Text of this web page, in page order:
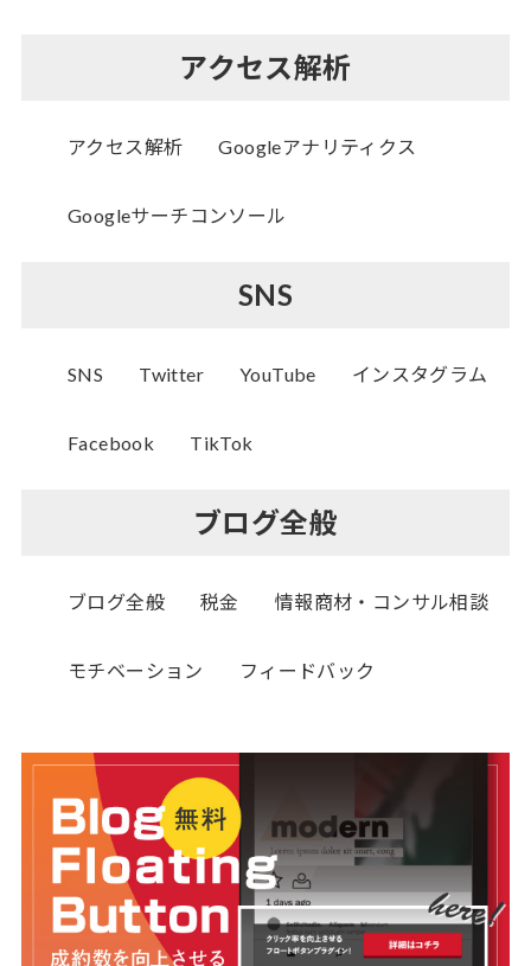
アクセス解析
アクセス解析 Googleアナリティクス
Googleサーチコンソール
SNS
SNS Twitter YouTube インスタグラム
Facebook TikTok
ブログ全般
ブログ全般 税金 情報商材・コンサル相談
モチベーション フィードバック